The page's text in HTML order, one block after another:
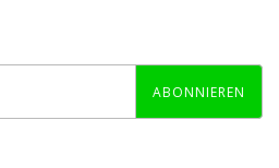
ABONNIEREN